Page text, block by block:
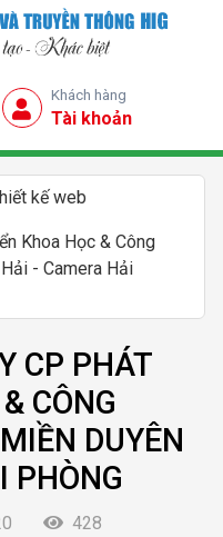
Khách hàng
Tài khoản
kế web
Khoa Học & Công
- Camera Hải
CP PHÁT
CÔNG
DUYÊN
PHÒNG
428